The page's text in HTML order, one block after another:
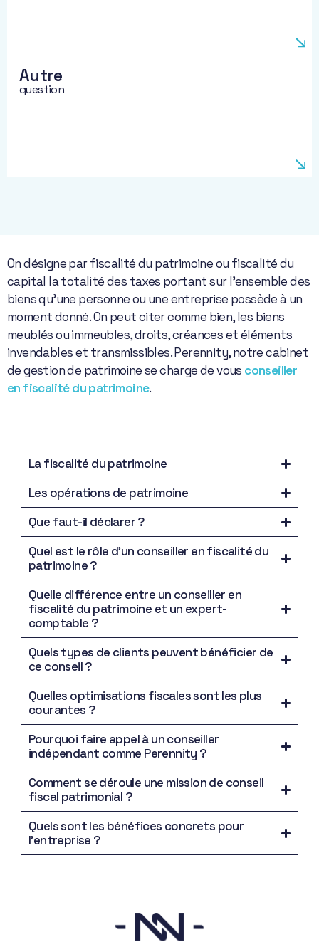
Autre
question
On désigne par fiscalité du patrimoine ou fiscalité du
capital la totalité des taxes portant sur l’ensemble des
biens qu’une personne ou une entreprise possède à un
moment donné. On peut citer comme bien, les biens
meublés ou immeubles, droits, créances et éléments
invendables et transmissibles. Perennity, notre cabinet
de gestion de patrimoine se charge de vous conseiller
en fiscalité du patrimoine.
La fiscalité du patrimoine
Les opérations de patrimoine
Que faut-il déclarer ?
Quel est le rôle d’un conseiller en fiscalité du
patrimoine ?
Quelle différence entre un conseiller en
fiscalité du patrimoine et un expert-
comptable ?
Quels types de clients peuvent bénéficier de
ce conseil ?
Quelles optimisations fiscales sont les plus
courantes ?
Pourquoi faire appel à un conseiller
indépendant comme Perennity ?
Comment se déroule une mission de conseil
fiscal patrimonial ?
Quels sont les bénéfices concrets pour
l’entreprise ?